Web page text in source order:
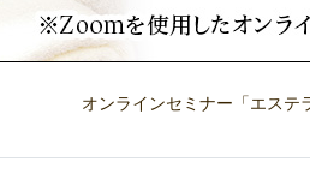
オンラインセミナー「エス